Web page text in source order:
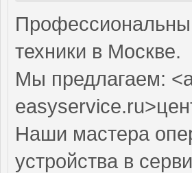
техники в Москве.
Мы предлагаем:
Наши мастера
устройства в